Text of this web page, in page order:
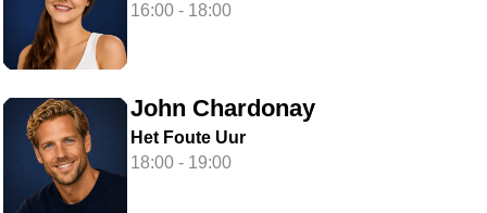
16:00 - 18:00
John Chardonay
Het Foute Uur
18:00 - 19:00